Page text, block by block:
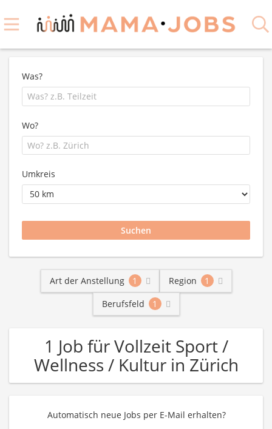
Was?
Wo?
Umkreis
Art der Anstellung 1 Region
1
Berufsfeld
1
1 Job für Vollzeit Sport /
Wellness / Kultur in Zürich
Automatisch neue Jobs per E-Mail erhalten?